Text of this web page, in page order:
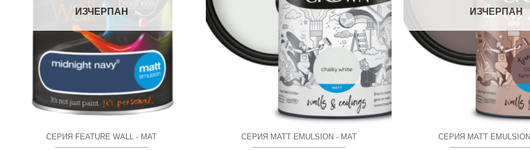
ИЗЧЕРПАН
СЕРИЯ FEATURE WALL - МАТ СЕРИЯ MATT EMULSION - МАТ
ИЗЧЕРПАН
СЕРИЯ MATT